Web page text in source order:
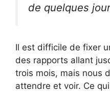
de quelques
Il est difficile de fixer
des rapports allant
trois mois, mais nous
attendre et voir. Ce